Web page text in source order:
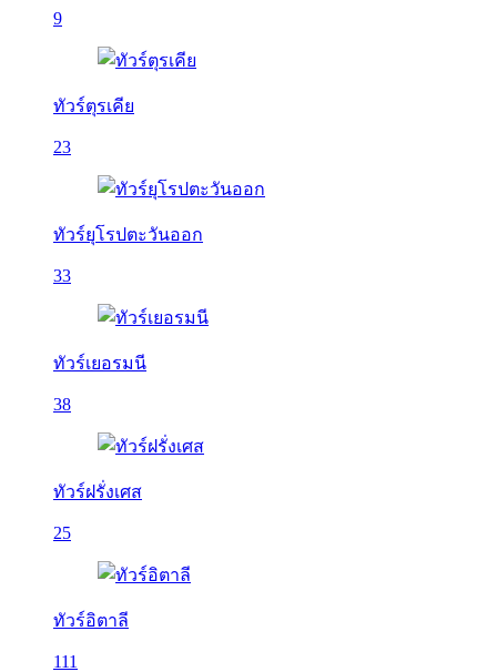
9
ทัวร์ตุรเคีย
23
ทัวร์ยุโรปตะวันออก
33
ทัวร์เยอรมนี
38
ทัวร์ฝรั่งเศส
25
ทัวร์อิตาลี
111